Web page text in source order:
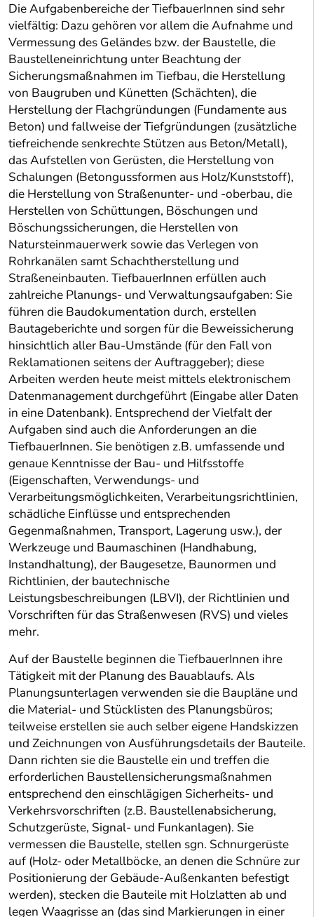
Die Aufgabenbereiche der TiefbauerInnen sind sehr
vielfältig: Dazu gehören vor allem die Aufnahme und
Vermessung des Geländes bzw. der Baustelle, die
Baustelleneinrichtung unter Beachtung der
Sicherungsmaßnahmen im Tiefbau, die Herstellung
von Baugruben und Künetten (Schächten), die
Herstellung der Flachgründungen (Fundamente aus
Beton) und fallweise der Tiefgründungen (zusätzliche
tiefreichende senkrechte Stützen aus Beton/Metall),
das Aufstellen von Gerüsten, die Herstellung von
Schalungen (Betongussformen aus Holz/Kunststoff),
die Herstellung von Straßenunter- und -oberbau, die
Herstellen von Schüttungen, Böschungen und
Böschungssicherungen, die Herstellen von
Natursteinmauerwerk sowie das Verlegen von
Rohrkanälen samt Schachtherstellung und
Straßeneinbauten. TiefbauerInnen erfüllen auch
zahlreiche Planungs- und Verwaltungsaufgaben: Sie
führen die Baudokumentation durch, erstellen
Bautageberichte und sorgen für die Beweissicherung
hinsichtlich aller Bau-Umstände (für den Fall von
Reklamationen seitens der Auftraggeber); diese
Arbeiten werden heute meist mittels elektronischem
Datenmanagement durchgeführt (Eingabe aller Daten
in eine Datenbank). Entsprechend der Vielfalt der
Aufgaben sind auch die Anforderungen an die
TiefbauerInnen. Sie benötigen z.B. umfassende und
genaue Kenntnisse der Bau- und Hilfsstoffe
(Eigenschaften, Verwendungs- und
Verarbeitungsmöglichkeiten, Verarbeitungsrichtlinien,
schädliche Einflüsse und entsprechenden
Gegenmaßnahmen, Transport, Lagerung usw.), der
Werkzeuge und Baumaschinen (Handhabung,
Instandhaltung), der Baugesetze, Baunormen und
Richtlinien, der bautechnische
Leistungsbeschreibungen (LBVI), der Richtlinien und
Vorschriften für das Straßenwesen (RVS) und vieles
mehr.
Auf der Baustelle beginnen die TiefbauerInnen ihre
Tätigkeit mit der Planung des Bauablaufs. Als
Planungsunterlagen verwenden sie die Baupläne und
die Material- und Stücklisten des Planungsbüros;
teilweise erstellen sie auch selber eigene Handskizzen
und Zeichnungen von Ausführungsdetails der Bauteile.
Dann richten sie die Baustelle ein und treffen die
erforderlichen Baustellensicherungsmaßnahmen
entsprechend den einschlägigen Sicherheits- und
Verkehrsvorschriften (z.B. Baustellenabsicherung,
Schutzgerüste, Signal- und Funkanlagen). Sie
vermessen die Baustelle, stellen sgn. Schnurgerüste
auf (Holz- oder Metallböcke, an denen die Schnüre zur
Positionierung der Gebäude-Außenkanten befestigt
werden), stecken die Bauteile mit Holzlatten ab und
legen Waagrisse an (das sind Markierungen in einer